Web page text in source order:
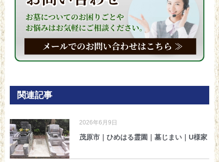
関連記事
茂原市｜ひめはる霊園｜墓じまい｜U様家
2026年6月9日